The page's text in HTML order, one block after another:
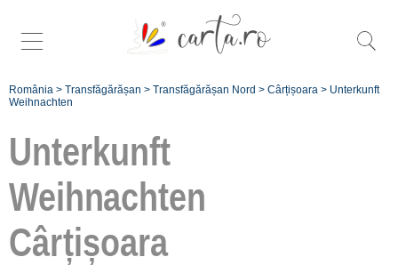
România > Transfăgărășan > Transfăgărășan Nord > Cârțișoara > Unterkunft
Weihnachten
Unterkunft
Weihnachten
Cârțișoara
o unitate de